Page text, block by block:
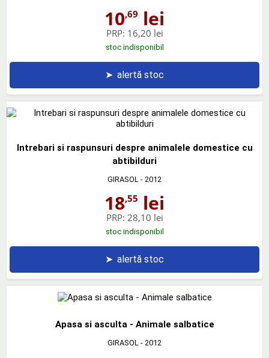
10,69 lei
PRP: 16,20 lei
stoc indisponibil
➤ alertă stoc
Intrebari si raspunsuri despre animalele domestice cu
abtibilduri
GIRASOL - 2012
18,55 lei
PRP: 28,10 lei
stoc indisponibil
➤ alertă stoc
Apasa si asculta - Animale salbatice
GIRASOL - 2012